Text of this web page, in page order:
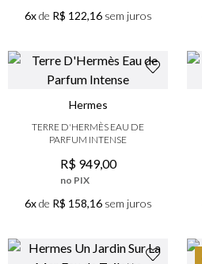
6xde R$ 122,16sem juros
Hermes
TERRE D'HERMÈS EAU DE
PARFUM INTENSE
R$ 949,00
no PIX
6xde R$ 158,16sem juros